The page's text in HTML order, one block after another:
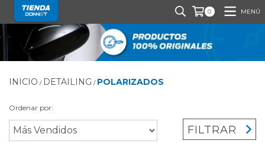
0 MENÚ
INICIO / DETAILING / POLARIZADOS
Ordenar por:
FILTRAR